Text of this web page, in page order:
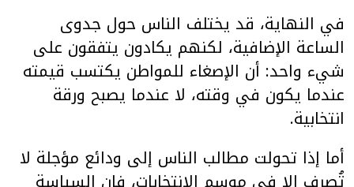
في النهاية، قد يختلف الناس حول جدوى
الساعة الإضافية، لكنهم يكادون يتفقون على
شيء واحد: أن الإصغاء للمواطن يكتسب قيمته
عندما يكون في وقته، لا عندما يصبح ورقة
انتخابية.
أما إذا تحولت مطالب الناس إلى ودائع مؤجلة لا